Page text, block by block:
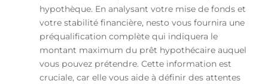
hypothèque. En analysant votre mise de fonds et
votre stabilité financière, nesto vous fournira une
préqualification complète qui indiquera le
montant maximum du prêt hypothécaire auquel
vous pouvez prétendre. Cette information est
cruciale, car elle vous aide à définir des attentes